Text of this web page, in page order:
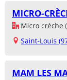
MICRO-
Micro crèche
Saint-Louis
MAM LES